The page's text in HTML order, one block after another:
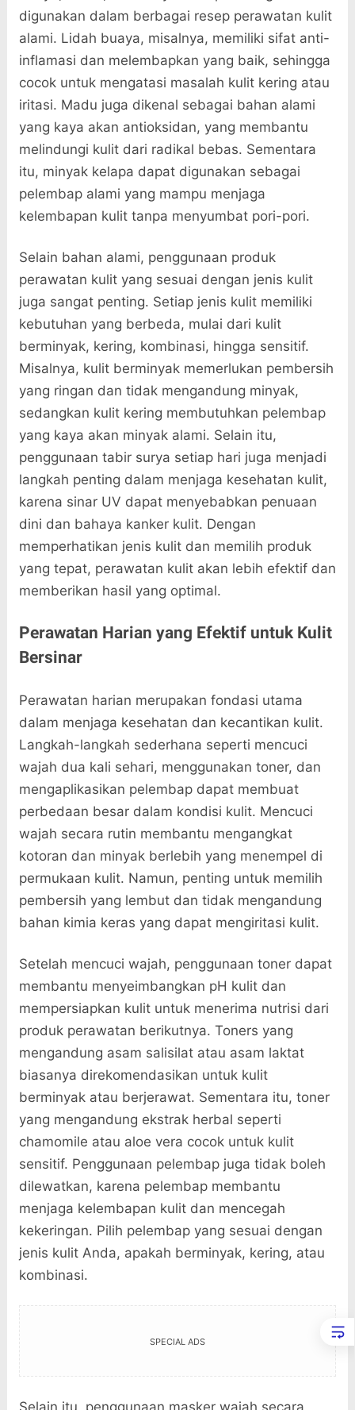
digunakan dalam berbagai resep perawatan kulit
alami. Lidah buaya, misalnya, memiliki sifat anti-
inflamasi dan melembapkan yang baik, sehingga
cocok untuk mengatasi masalah kulit kering atau
iritasi. Madu juga dikenal sebagai bahan alami
yang kaya akan antioksidan, yang membantu
melindungi kulit dari radikal bebas. Sementara
itu, minyak kelapa dapat digunakan sebagai
pelembap alami yang mampu menjaga
kelembapan kulit tanpa menyumbat pori-pori.
Selain bahan alami, penggunaan produk
perawatan kulit yang sesuai dengan jenis kulit
juga sangat penting. Setiap jenis kulit memiliki
kebutuhan yang berbeda, mulai dari kulit
berminyak, kering, kombinasi, hingga sensitif.
Misalnya, kulit berminyak memerlukan pembersih
yang ringan dan tidak mengandung minyak,
sedangkan kulit kering membutuhkan pelembap
yang kaya akan minyak alami. Selain itu,
penggunaan tabir surya setiap hari juga menjadi
langkah penting dalam menjaga kesehatan kulit,
karena sinar UV dapat menyebabkan penuaan
dini dan bahaya kanker kulit. Dengan
memperhatikan jenis kulit dan memilih produk
yang tepat, perawatan kulit akan lebih efektif dan
memberikan hasil yang optimal.
Perawatan Harian yang Efektif untuk Kulit
Bersinar
Perawatan harian merupakan fondasi utama
dalam menjaga kesehatan dan kecantikan kulit.
Langkah-langkah sederhana seperti mencuci
wajah dua kali sehari, menggunakan toner, dan
mengaplikasikan pelembap dapat membuat
perbedaan besar dalam kondisi kulit. Mencuci
wajah secara rutin membantu mengangkat
kotoran dan minyak berlebih yang menempel di
permukaan kulit. Namun, penting untuk memilih
pembersih yang lembut dan tidak mengandung
bahan kimia keras yang dapat mengiritasi kulit.
Setelah mencuci wajah, penggunaan toner dapat
membantu menyeimbangkan pH kulit dan
mempersiapkan kulit untuk menerima nutrisi dari
produk perawatan berikutnya. Toners yang
mengandung asam salisilat atau asam laktat
biasanya direkomendasikan untuk kulit
berminyak atau berjerawat. Sementara itu, toner
yang mengandung ekstrak herbal seperti
chamomile atau aloe vera cocok untuk kulit
sensitif. Penggunaan pelembap juga tidak boleh
dilewatkan, karena pelembap membantu
menjaga kelembapan kulit dan mencegah
kekeringan. Pilih pelembap yang sesuai dengan
jenis kulit Anda, apakah berminyak, kering, atau
kombinasi.
SPECIAL ADS